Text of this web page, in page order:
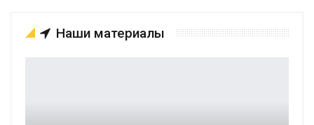
Наши материалы